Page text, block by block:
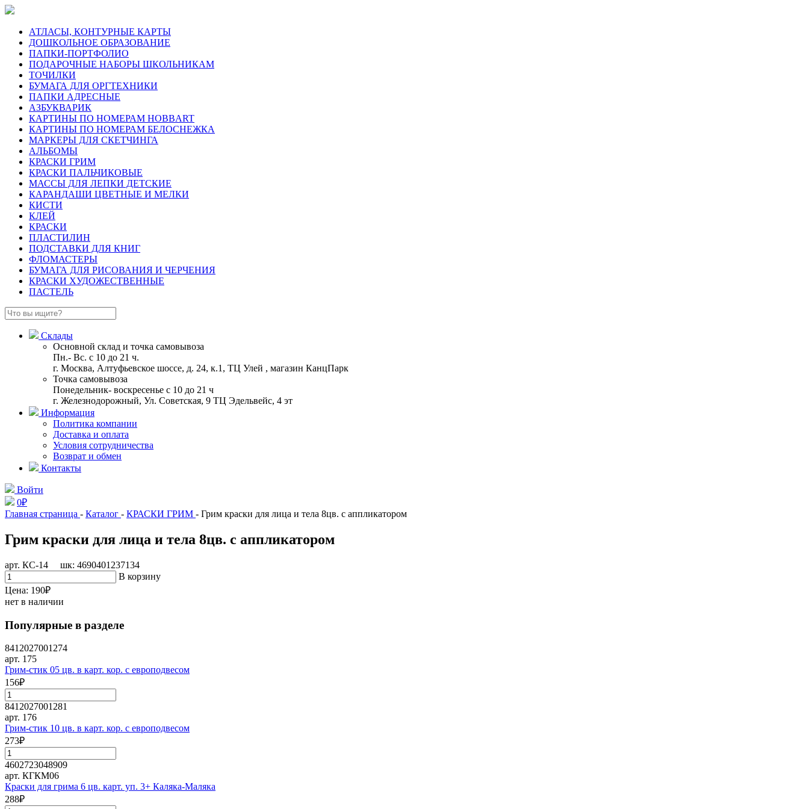
АТЛАСЫ, КОНТУРНЫЕ КАРТЫ
ДОШКОЛЬНОЕ ОБРАЗОВАНИЕ
ПАПКИ-ПОРТФОЛИО
ПОДАРОЧНЫЕ НАБОРЫ ШКОЛЬНИКАМ
ТОЧИЛКИ
БУМАГА ДЛЯ ОРГТЕХНИКИ
ПАПКИ АДРЕСНЫЕ
АЗБУКВАРИК
КАРТИНЫ ПО НОМЕРАМ HOBBART
КАРТИНЫ ПО НОМЕРАМ БЕЛОСНЕЖКА
МАРКЕРЫ ДЛЯ СКЕТЧИНГА
АЛЬБОМЫ
КРАСКИ ГРИМ
КРАСКИ ПАЛЬЧИКОВЫЕ
МАССЫ ДЛЯ ЛЕПКИ ДЕТСКИЕ
КАРАНДАШИ ЦВЕТНЫЕ И МЕЛКИ
КИСТИ
КЛЕЙ
КРАСКИ
ПЛАСТИЛИН
ПОДСТАВКИ ДЛЯ КНИГ
ФЛОМАСТЕРЫ
БУМАГА ДЛЯ РИСОВАНИЯ И ЧЕРЧЕНИЯ
КРАСКИ ХУДОЖЕСТВЕННЫЕ
ПАСТЕЛЬ
Склады
Основной склад и точка самовывоза
Пн.- Вс. с 10 до 21 ч.
г. Москва, Алтуфьевское шоссе, д. 24, к.1, ТЦ Улей , магазин КанцПарк
Точка самовывоза
Понедельник- воскресенье с 10 до 21 ч
г. Железнодорожный, Ул. Советская, 9 ТЦ Эдельвейс, 4 эт
Информация
Политика компании
Доставка и оплата
Условия сотрудничества
Возврат и обмен
Контакты
Войти
0₽
Главная страница - Каталог - КРАСКИ ГРИМ - Грим краски для лица и тела 8цв. с аппликатором
Грим краски для лица и тела 8цв. с аппликатором
арт. КС-14 шк: 4690401237134
В корзину
Цена: 190₽
нет в наличии
Популярные в разделе
8412027001274
арт. 175
Грим-стик 05 цв. в карт. кор. с европодвесом
156₽
8412027001281
арт. 176
Грим-стик 10 цв. в карт. кор. с европодвесом
273₽
4602723048909
арт. КГКМ06
Краски для грима 6 цв. карт. уп. 3+ Каляка-Маляка
288₽